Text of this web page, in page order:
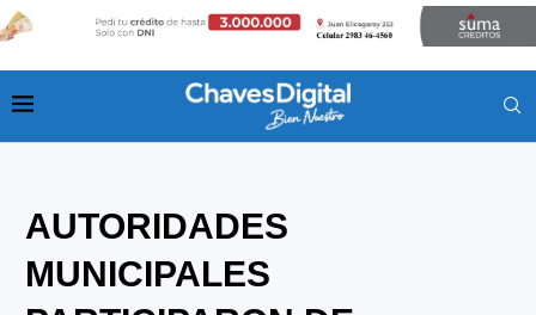
AUTORIDADES
MUNICIPALES